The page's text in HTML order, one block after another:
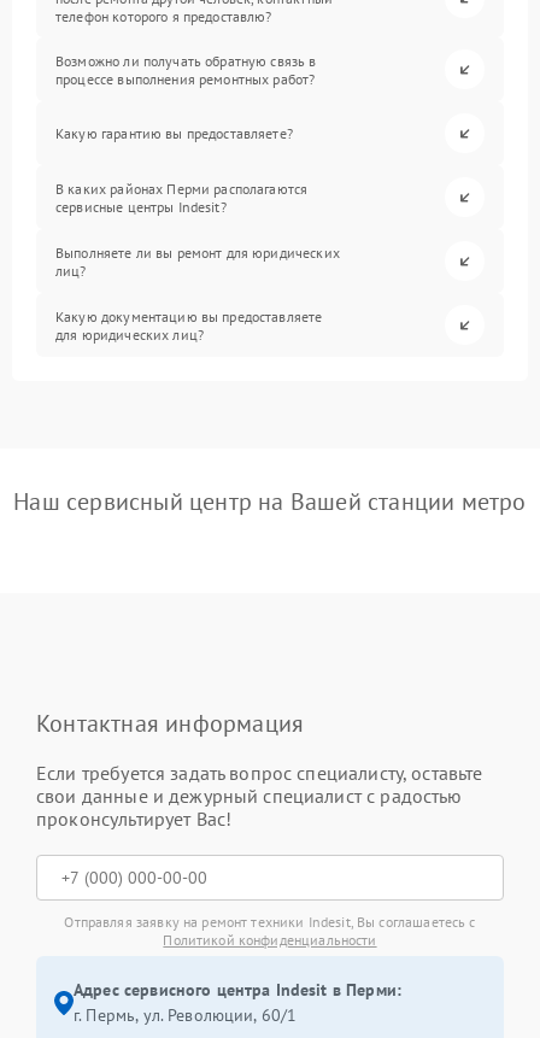
телефон которого я предоставлю?
Возможно ли получать обратную связь в
процессе выполнения ремонтных работ?
Какую гарантию вы предоставляете?
В каких районах Перми располагаются
сервисные центры Indesit?
Выполняете ли вы ремонт для юридических
лиц?
Какую документацию вы предоставляете
для юридических лиц?
Наш сервисный центр на Вашей станции метро
Контактная информация
Если требуется задать вопрос специалисту, оставьте
свои данные и дежурный специалист с радостью
проконсультирует Вас!
Отправляя заявку на ремонт техники Indesit, Вы соглашаетесь с
Политикой конфиденциальности
Адрес сервисного центра Indesit в Перми:
г. Пермь, ул. ​Революции, 60/1